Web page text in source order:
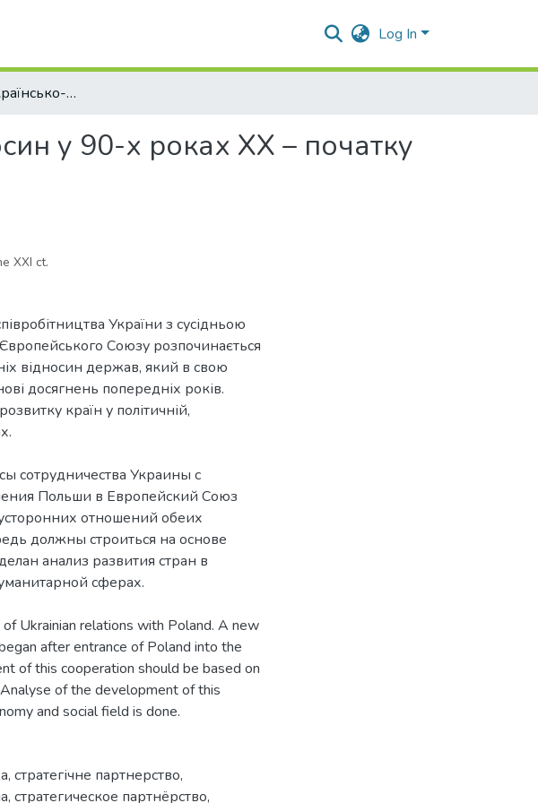
Log In
Особливості українсько-польських відносин у 90-х роках XX – початку XXI ст.
у 90-х роках XX – початку
XXI ct.
України з сусідньою
Союзу розпочинається
відносин держав, який в свою
досягнень попередніх років.
країн у політичній,
сотрудничества Украины с
Польши в Европейский Союз
отношений обеих
должны строиться на основе
анализ развития стран в
Ukrainian relations with Poland. A new
after entrance of Poland into the
of this cooperation should be based on
of the development of this
and social field is done.
, стратегічне партнерство,
, стратегическое партнёрство,